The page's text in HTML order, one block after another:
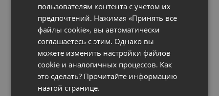
PORTUGUESE
ITALIAN
пользователям контента с учетом их
предпочтений. Нажимая «Принять все
файлы cookie», вы автоматически
соглашаетесь с этим. Однако вы
можете изменить настройки файлов
cookie и аналогичных процессов. Как
это сделать? Прочитайте информацию
наэтой странице.